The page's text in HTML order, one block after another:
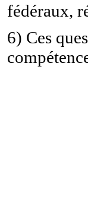
fédéraux,
6) Ces